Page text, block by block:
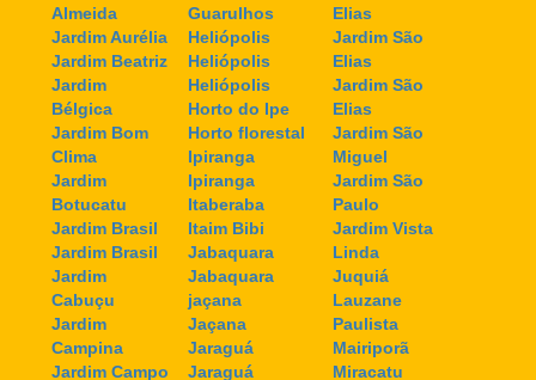
Almeida
Jardim Aurélia
Jardim Beatriz
Jardim
Bélgica
Jardim Bom
Clima
Jardim
Botucatu
Jardim Brasil
Jardim Brasil
Jardim
Cabuçu
Jardim
Campina
Jardim Campo
Guarulhos
Heliópolis
Heliópolis
Heliópolis
Horto do Ipe
Horto florestal
Ipiranga
Ipiranga
Itaberaba
Itaim Bibi
Jabaquara
Jabaquara
jaçana
Jaçana
Jaraguá
Jaraguá
Elias
Jardim São
Elias
Jardim São
Elias
Jardim São
Miguel
Jardim São
Paulo
Jardim Vista
Linda
Juquiá
Lauzane
Paulista
Mairiporã
Miracatu